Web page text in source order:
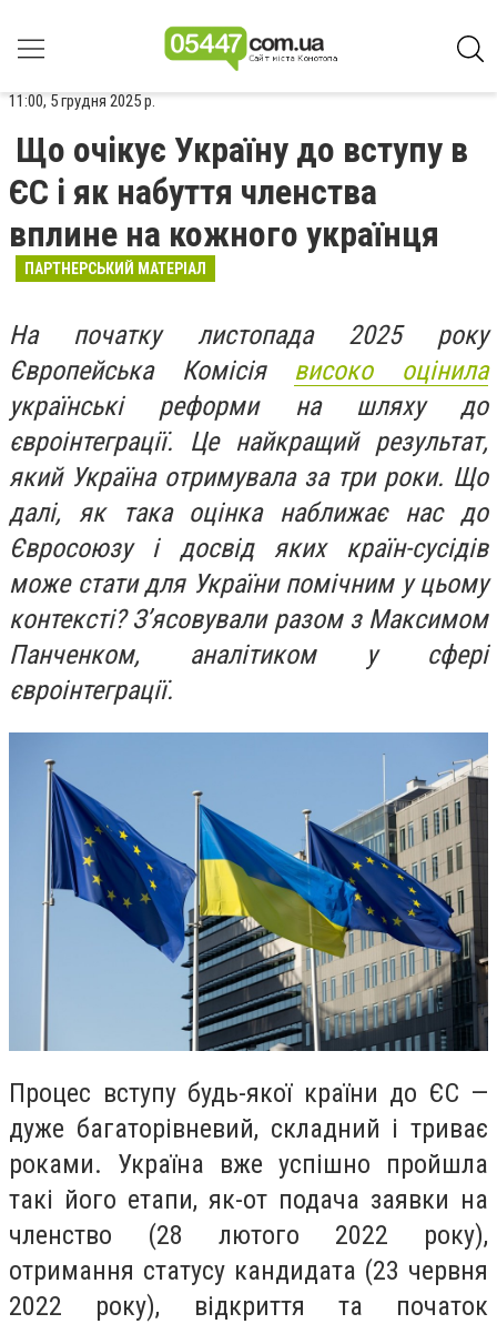
11:00, 5 грудня 2025 р.
Що очікує Україну до вступу в
ЄС і як набуття членства
вплине на кожного українця
ПАРТНЕРСЬКИЙ МАТЕРІАЛ
На початку листопада 2025 року
Європейська Комісія високо оцінила
українські реформи на шляху до
євроінтеграції. Це найкращий результат,
який Україна отримувала за три роки. Що
далі, як така оцінка наближає нас до
Євросоюзу і досвід яких країн-сусідів
може стати для України помічним у цьому
контексті? З’ясовували разом з Максимом
Панченком, аналітиком у сфері
євроінтеграції.
Процес вступу будь-якої країни до ЄС —
дуже багаторівневий, складний і триває
роками. Україна вже успішно пройшла
такі його етапи, як-от подача заявки на
членство (28 лютого 2022 року),
отримання статусу кандидата (23 червня
2022 року), відкриття та початок